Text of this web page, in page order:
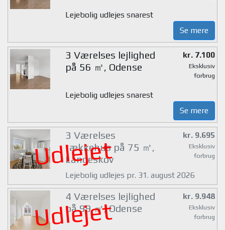
Lejebolig udlejes snarest
Se mere
3 Værelses lejlighed
på 56 ㎡, Odense
kr. 7.100
Eksklusiv
forbrug
Lejebolig udlejes snarest
Se mere
Udlejet
3 Værelses
rækkehus på 75 ㎡,
Langeskov
kr. 9.695
Eksklusiv
forbrug
Lejebolig udlejes pr. 31. august 2026
Udlejet
4 Værelses lejlighed
på 99 ㎡, Odense
kr. 9.948
Eksklusiv
forbrug